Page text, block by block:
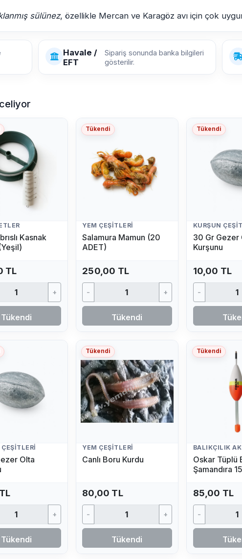
sülünez, özellikle Mercan ve Karagöz avı için çok
Havale /
EFT
Sipariş sonunda banka bilgileri
gösterilir.
Kasnak
TL
+
Tükendi
Tükendi
YEM ÇEŞITLERI
Salamura Mamun (20
ADET)
250,00 TL
- +
Tükendi
Tükendi
KURŞUN
30 Gr Gezer
Kurşunu
10,00 TL
-
Olta
+
Tükendi
Tükendi
YEM ÇEŞITLERI
Canlı Boru Kurdu
80,00 TL
- +
Tükendi
Tükendi
Oskar Tüplü
Şamandıra
85,00 TL
-